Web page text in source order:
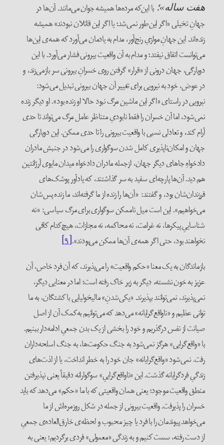
هفت ساله»؛ با این‌که مرده‌ها همیشه جوان می‌مانند. آن‌ها در
جهانِ تخیلی «اگر این‌طور نمی‌شد؛ یا اگر این قاتلان نبودند» همیشه
زنده‌اند. این جهانِ موازیِ رنج‌آور، مدام به یادمان می‌آورد که همه‌ی این‌ها
می‌توانست اتفاق نیفتد؛ و مدام به آن واقعیت بیرونی فشار می‌آورد. با این
دوپارگی، جهان درونی از «قرار» گرفتن روی خسرانِ بیرونی سر بازمی‌زند، و
در عوض، خود به نیرویی برای تغییر آن جهان بیرونی تبدیل می‌شود:
نیرویی در راستای «اگر این ماشین مرگ نبود حالا او زنده بود». او دیگر زنده
نمی‌شود، اما آن خسران را فقط نابودیِ متناظر عامل مرگ می‌تواند تا حدی
آرام کند، و تعادلی نسبی با واقعیت بیرونی را تا حدی ممکن. این دوپارگی
جهان و امکان‌ناپذیری کامل شدن سوگواری را می‌شود در جنبش مادران
دادخواه‌ِ جاهای دیگر جهان، ازجمله مادران دادخواه میدان مایوی آرژانتین
هم دید. آن‌ها پارچه‌ای سفید به سر گذاشتند، که یادآور پوشک‌های
فرزندان‌شان بود، و گفتند: «آن‌ها را زنده از ما گرفته‌اند، ما زنده پس‌شان
می‌خواهیم». این است میل ناممکن سوگواری برای مرگ سیاسی: «نه
شناساییِ پیکرها، نه غرامت، نه محاکمه‌، نه مجازات، هیچ‌کدام کافی
نخواهند بود، حتی اگر همه‌ی آن‌ها ممکن می‌بودند».[۹]
بازماندگان به یک معنا «حکم واقعیت» را می‌پذیرند، که آن فرد خاص، آن
عزیز به خون نشسته، دیگر به زیر خاک رفته است؛ اما در معنایی دیگر،
نمی‌پذیرند، نمی‌توانند بپذیرند. «یکی‌شدنِ» مالیخولیایی با کشتگان، به ما
توانی عظیم و «ناواقع‌گرایانه» می‌دهد که می‌توانیم به‌کمک آن از اصل
صیانت از نفس درگذریم و خود را بخشی از یک بدن جمعیِ ادامه‌دار ببنیم.
با «واقع‌گرایی» هرگز نمی‌شود به جنگ حکومت‌ها، به جنگ اسلحه‌داران
رفت. نمی‌شود «واقع‌گرایانه» جان خود را به خطر انداخت، یا از لذت‌های
زندگیِ فردگرایانه گذشت. این «ناواقع‌گراییِ» سوگوارانه دقیقاً یعنی نپذیرفتن
منطق واقعیت موجود؛ یعنی همان واقعیتی که با ما «حکم» می‌دهد که باید
خسران را پذیرفت. واقعیت بیرونی از جمله در شکل روزمره‌اش از ما
می‌خواهد پیوندمان را با فرد یا چیز محبوب و لحظه‌ی خارق‌العاده‌ی جمعیِ
از دست رفته، سست کنیم و به زندگی «معمولی» فردی برگردیم؛ یعنی به